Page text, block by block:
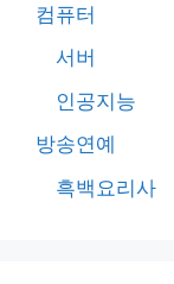
컴퓨터
서버
인공지능
방송연예
흑백요리사